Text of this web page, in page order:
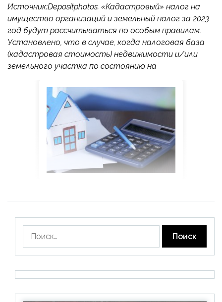
Источник:Depositphotos. «Кадастровый» налог на
имущество организаций и земельный налог за 2023
год будут рассчитываться по особым правилам.
Установлено, что в случае, когда налоговая база
(кадастровая стоимость) недвижимости и/или
земельного участка по состоянию на